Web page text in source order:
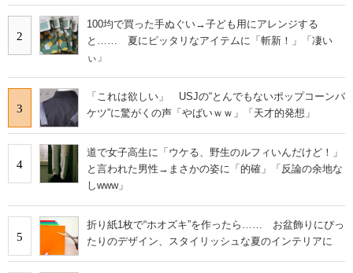
2
100均で買った手ぬぐい→子ども用にアレンジする
と…… 夏にピッタリなアイテムに「斬新！」「凄い
ぃ」
3
「これは欲しい」 USJの“とんでもないポップコーンバ
ケツ”に驚がくの声「やばいｗｗ」「天才的発想」
4
道で女子高生に「ウケる、野生のルフィいんだけど！」
と言われた男性→まさかの姿に「的確」「反論の余地な
しwww」
5
折り紙1枚で“ホオズキ”を作ったら…… お盆飾りにぴっ
たりのデザイン、スタイリッシュな夏のインテリアに